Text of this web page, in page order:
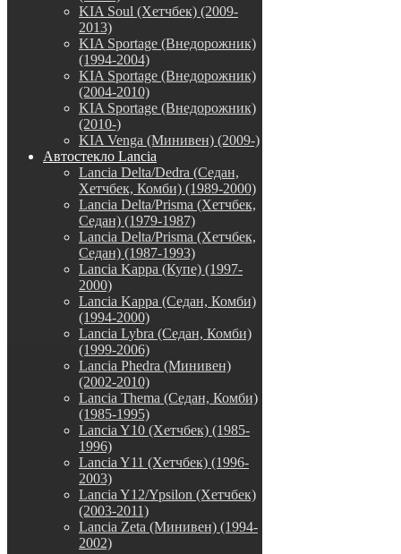
KIA Soul (Хетчбек) (2009-
2013)
KIA Sportage (Внедорожник)
(1994-2004)
KIA Sportage (Внедорожник)
(2004-2010)
KIA Sportage (Внедорожник)
(2010-)
KIA Venga (Минивен) (2009-)
Автостекло Lancia
Lancia Delta/Dedra (Седан,
Хетчбек, Комби) (1989-2000)
Lancia Delta/Prisma (Хетчбек,
Седан) (1979-1987)
Lancia Delta/Prisma (Хетчбек,
Седан) (1987-1993)
Lancia Kappa (Купе) (1997-
2000)
Lancia Kappa (Седан, Комби)
(1994-2000)
Lancia Lybra (Седан, Комби)
(1999-2006)
Lancia Phedra (Минивен)
(2002-2010)
Lancia Thema (Седан, Комби)
(1985-1995)
Lancia Y10 (Хетчбек) (1985-
1996)
Lancia Y11 (Хетчбек) (1996-
2003)
Lancia Y12/Ypsilon (Хетчбек)
(2003-2011)
Lancia Zeta (Минивен) (1994-
2002)